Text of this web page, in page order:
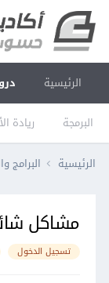
الرئيسية
البرمجة ريادة
الرئيسية البرامج
مشاكل
تسجيل الدخول